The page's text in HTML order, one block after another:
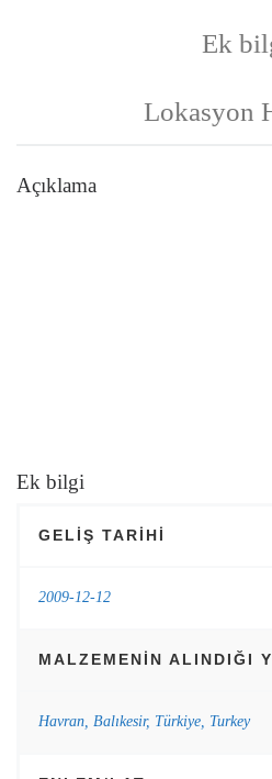
Ek
Lokasyon
Açıklama
Ek bilgi
GELIŞ TARIHI
2009-12-12
MALZEMENIN ALINDIĞI
Havran, Balıkesir, Türkiye, Turkey